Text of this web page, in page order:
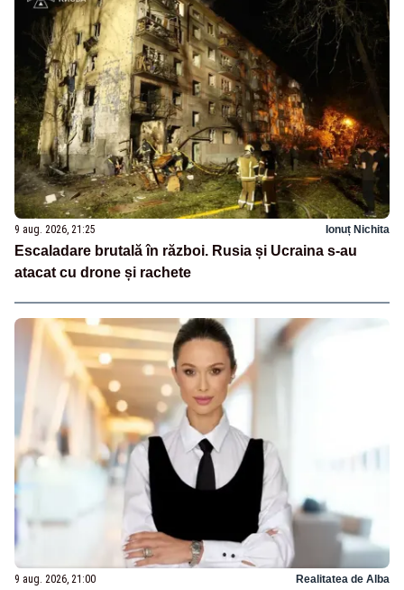
9 aug. 2026, 21:25 Ionuț Nichita
Escaladare brutală în război. Rusia și Ucraina s-au
atacat cu drone și rachete
9 aug. 2026, 21:00 Realitatea de Alba